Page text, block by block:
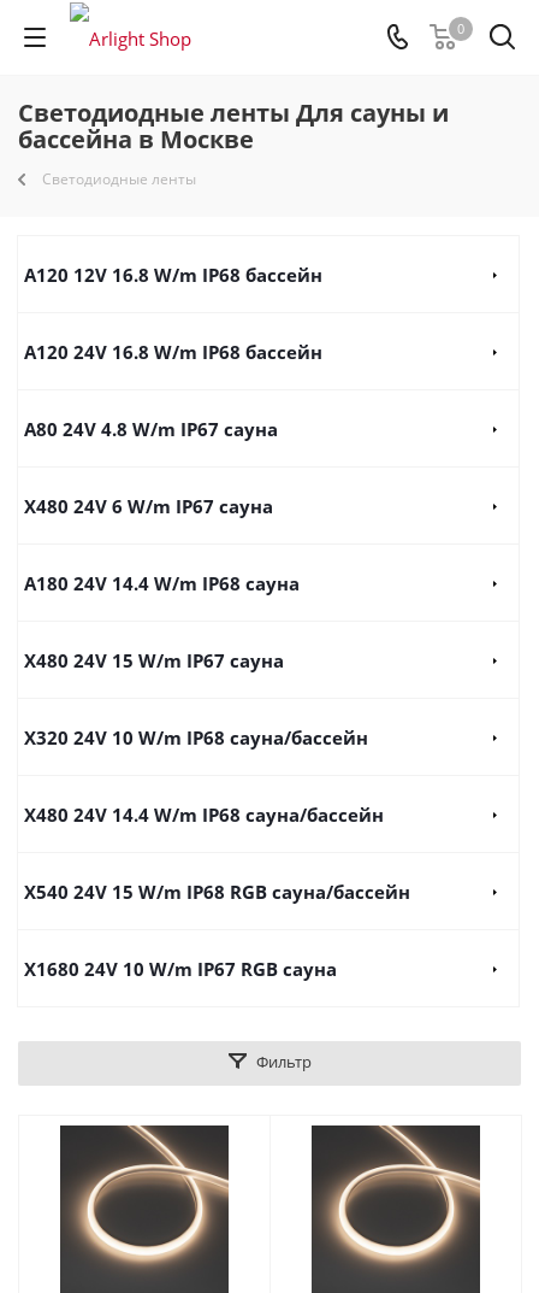
0
Светодиодные ленты Для сауны и
бассейна в Москве
Светодиодные ленты
A120 12V 16.8 W/m IP68 бассейн
A120 24V 16.8 W/m IP68 бассейн
A80 24V 4.8 W/m IP67 сауна
X480 24V 6 W/m IP67 сауна
A180 24V 14.4 W/m IP68 сауна
X480 24V 15 W/m IP67 сауна
X320 24V 10 W/m IP68 сауна/бассейн
X480 24V 14.4 W/m IP68 сауна/бассейн
X540 24V 15 W/m IP68 RGB сауна/бассейн
X1680 24V 10 W/m IP67 RGB сауна
Фильтр